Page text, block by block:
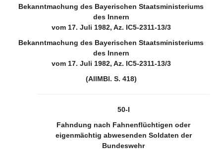
Bekanntmachung des Bayerischen Staatsministeriums
des Innern
vom 17. Juli 1982, Az. IC5-2311-13/3
Bekanntmachung des Bayerischen Staatsministeriums
des Innern
vom 17. Juli 1982, Az. IC5-2311-13/3
(AllMBl. S. 418)
50-I
Fahndung nach Fahnenflüchtigen oder
eigenmächtig abwesenden Soldaten der
Bundeswehr